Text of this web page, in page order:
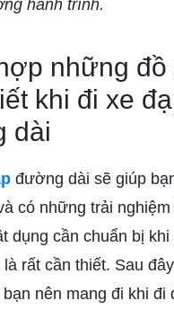
hành trình.
những đồ
khi đi xe
dài
đường dài sẽ giúp
có những trải
dụng cần chuẩn bị khi
rất cần thiết. Sau
nên mang đi khi đi